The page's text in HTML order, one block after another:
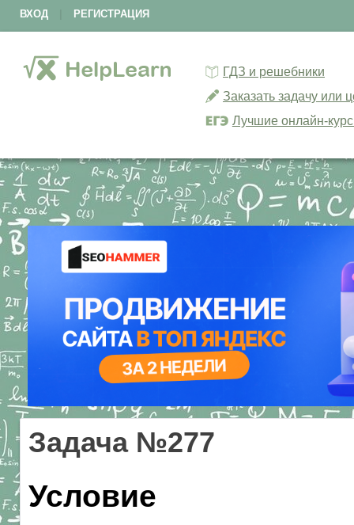
ВХОД РЕГИСТРАЦИЯ
ГДЗ и решебники
Заказать задачу или
Лучшие онлайн-
Задача №277
Условие